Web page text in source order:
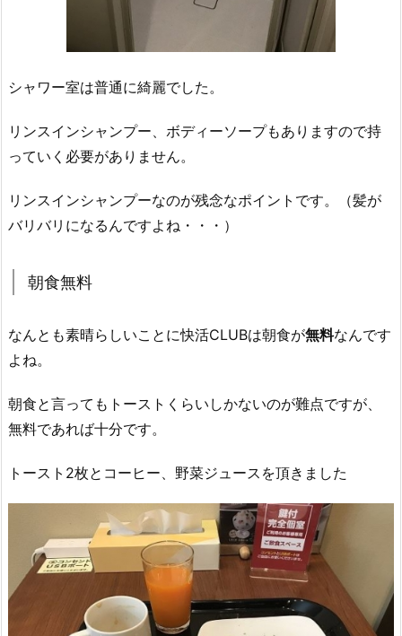
シャワー室は普通に綺麗でした。
リンスインシャンプー、ボディーソープもありますので持
っていく必要がありません。
リンスインシャンプーなのが残念なポイントです。（髪が
バリバリになるんですよね・・・）
朝食無料
なんとも素晴らしいことに快活CLUBは朝食が無料なんです
よね。
朝食と言ってもトーストくらいしかないのが難点ですが、
無料であれば十分です。
トースト2枚とコーヒー、野菜ジュースを頂きました